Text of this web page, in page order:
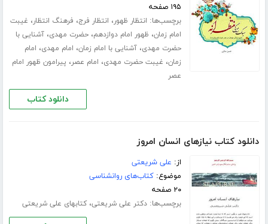
۱۹۵ صفحه
برچسب‌ها: انتظار ظهور، انتظار فرج، فرهنگ انتظار، غیبت
امام زمان، ظهور امام دوازدهم،حضرت مهدی،آشنایی با
حضرت مهدی،آشنایی با امام زمان، امام مهدی، امام
زمان، غیبت حضرت مهدی، امام عصر، پیرامون ظهور امام
عصر
دانلود کتاب
دانلود کتاب نیازهای انسان امروز
از: علی شریعتی
موضوع:کتاب‌های روانشناسی
۲۰ صفحه
برچسب‌ها:دکتر علی شریعتی،کتابهای علی شریعتی